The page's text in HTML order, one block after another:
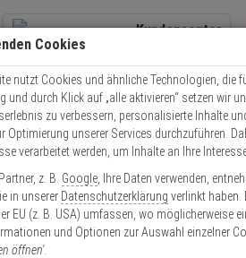
Kundencenter
Kontaktservice nutzen
Mo. - Do.: 8:00 - 16:30 Fr. 8:00 - 14:00 Uhr
Zutritt
Cookies
nutzt Cookies und ähnliche Technologien, die
und durch Klick auf „alle aktivieren“ setzen wir
zu verbessern, personalisierte Inhalte
Optimierung unserer Services durchzuführen.
verarbeitet werden, um Inhalte an Ihre
z. B. Google , Ihre Daten verwenden,
in unserer Datenschutzerklärung verlinkt haben.
EU (z. B. USA) umfassen, wo möglicherweise
und Optionen zur Auswahl einzelner
öffnen'.